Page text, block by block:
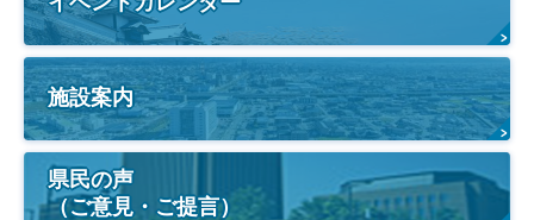
施設案内
県民の声
（ご意見・ご提言）